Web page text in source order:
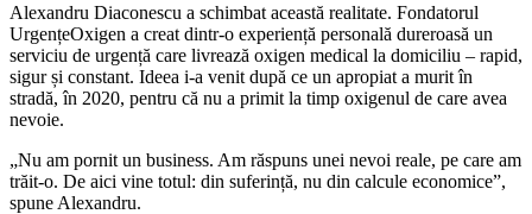
Alexandru Diaconescu a schimbat această realitate. Fondatorul
UrgențeOxigen a creat dintr-o experiență personală dureroasă un
serviciu de urgență care livrează oxigen medical la domiciliu – rapid,
sigur și constant. Ideea i-a venit după ce un apropiat a murit în
stradă, în 2020, pentru că nu a primit la timp oxigenul de care avea
nevoie.
„Nu am pornit un business. Am răspuns unei nevoi reale, pe care am
trăit-o. De aici vine totul: din suferință, nu din calcule economice”,
spune Alexandru.